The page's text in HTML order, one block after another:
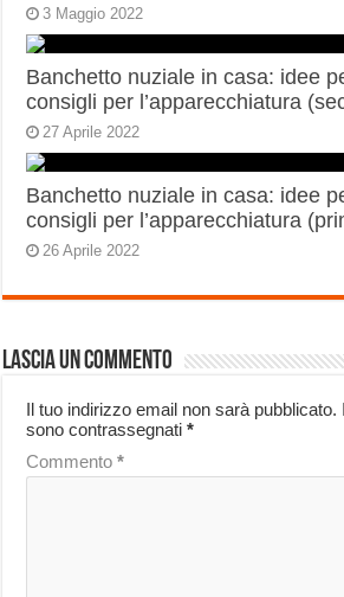
3 Maggio 2022
Banchetto nuziale in casa: idee
consigli per l’apparecchiatura
27 Aprile 2022
Banchetto nuziale in casa: idee
consigli per l’apparecchiatura
26 Aprile 2022
Lascia un commento
Il tuo indirizzo email non sarà pubblicato.
sono contrassegnati*
Commento*